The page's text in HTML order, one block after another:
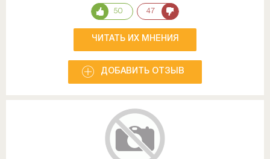
50 47
ЧИТАТЬ ИХ МНЕНИЯ
ДОБАВИТЬ ОТЗЫВ